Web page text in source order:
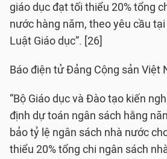
giáo dục đạt tối thiểu 20% tổng
nước hàng năm, theo yêu cầu
Luật Giáo dục”. [26]
Báo điện tử Đảng Cộng sản Việt
“Bộ Giáo dục và Đào tạo kiến
định dự toán ngân sách hằng
bảo tỷ lệ ngân sách nhà nước
thiểu 20% tổng chi ngân sách